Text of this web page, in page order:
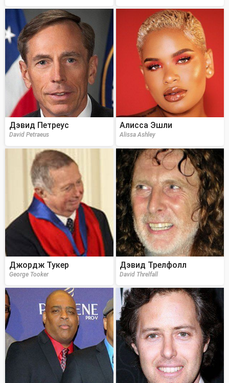
Дэвид Петреус
David Petraeus
Алисса Эшли
Alissa Ashley
Джордж Тукер
George Tooker
Дэвид Трелфолл
David Threlfall